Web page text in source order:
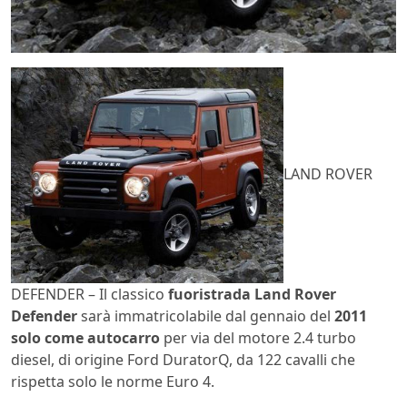
LAND ROVER
DEFENDER – Il classico fuoristrada Land Rover
Defendersarà immatricolabile dal gennaio del 2011
solocome autocarro per via del motore 2.4 turbo
diesel, di origine Ford DuratorQ, da 122 cavalli che
rispetta solo le norme Euro 4.